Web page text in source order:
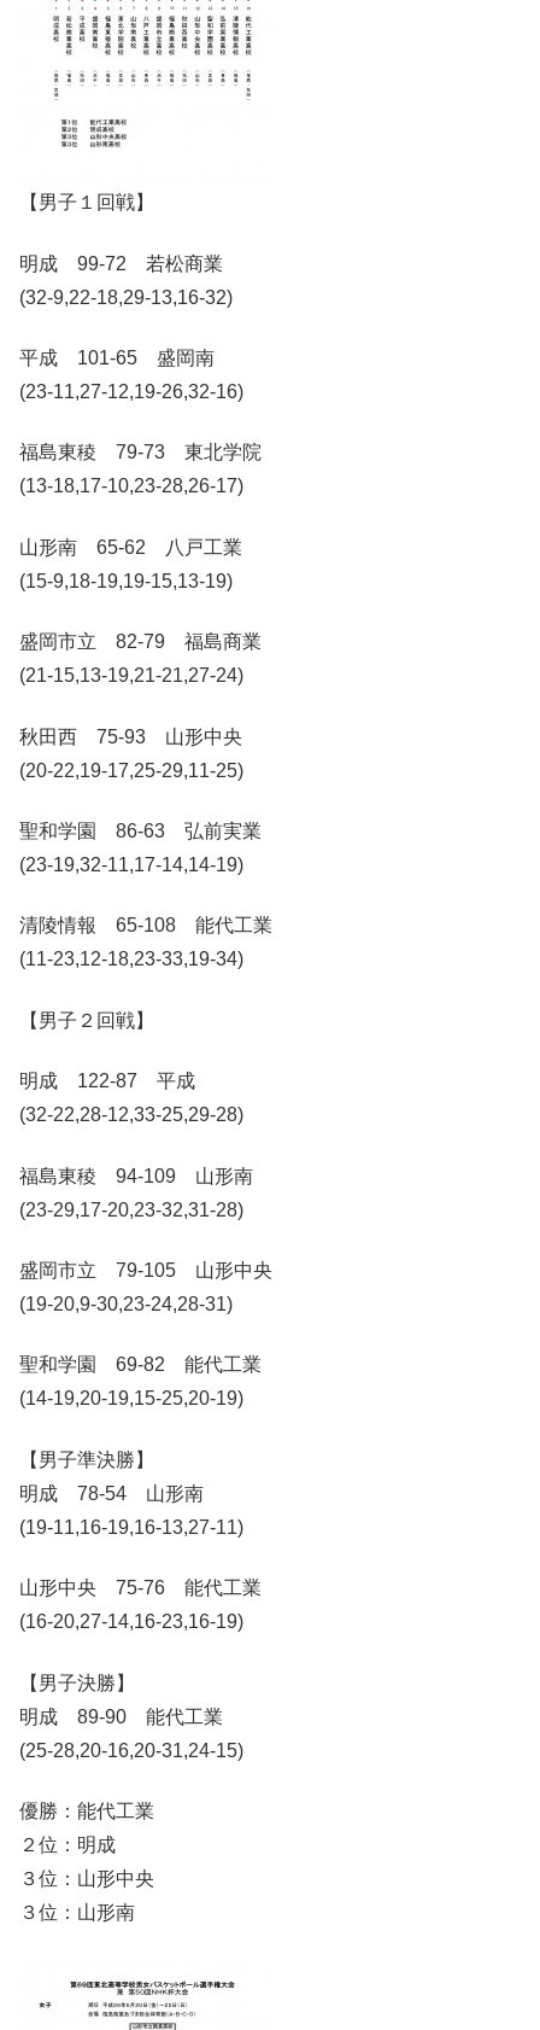
【男子１回戦】
明成 99-72 若松商業
(32-9,22-18,29-13,16-32)
平成 101-65 盛岡南
(23-11,27-12,19-26,32-16)
福島東稜 79-73 東北学院
(13-18,17-10,23-28,26-17)
山形南 65-62 八戸工業
(15-9,18-19,19-15,13-19)
盛岡市立 82-79 福島商業
(21-15,13-19,21-21,27-24)
秋田西 75-93 山形中央
(20-22,19-17,25-29,11-25)
聖和学園 86-63 弘前実業
(23-19,32-11,17-14,14-19)
清陵情報 65-108 能代工業
(11-23,12-18,23-33,19-34)
【男子２回戦】
明成 122-87 平成
(32-22,28-12,33-25,29-28)
福島東稜 94-109 山形南
(23-29,17-20,23-32,31-28)
盛岡市立 79-105 山形中央
(19-20,9-30,23-24,28-31)
聖和学園 69-82 能代工業
(14-19,20-19,15-25,20-19)
【男子準決勝】
明成 78-54 山形南
(19-11,16-19,16-13,27-11)
山形中央 75-76 能代工業
(16-20,27-14,16-23,16-19)
【男子決勝】
明成 89-90 能代工業
(25-28,20-16,20-31,24-15)
優勝：能代工業
２位：明成
３位：山形中央
３位：山形南